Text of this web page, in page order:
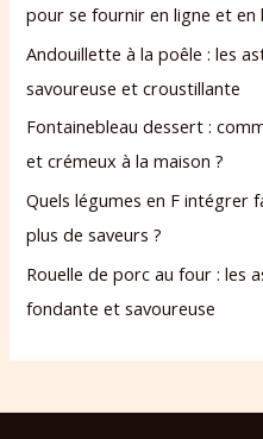
pour se fournir en ligne et en
Andouillette à la poêle : les
savoureuse et croustillante
Fontainebleau dessert :
et crémeux à la maison ?
Quels légumes en F intégrer
plus de saveurs ?
Rouelle de porc au four : les
fondante et savoureuse